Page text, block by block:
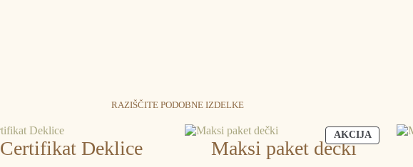
RAZIŠČITE PODOBNE IZDELKE
Certifikat Deklice
AKCIJAIZDELKI
V
Maksi paket dečki